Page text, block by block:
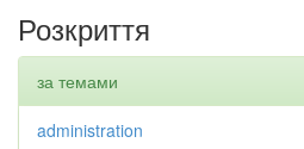
Розкриття
за темами
administration